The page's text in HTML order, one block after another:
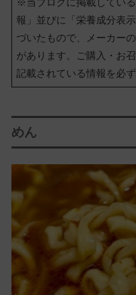
報」並びに「栄養成分表
づいたもので、メーカー
があります。ご購入・お
記載されている情報を必
めん